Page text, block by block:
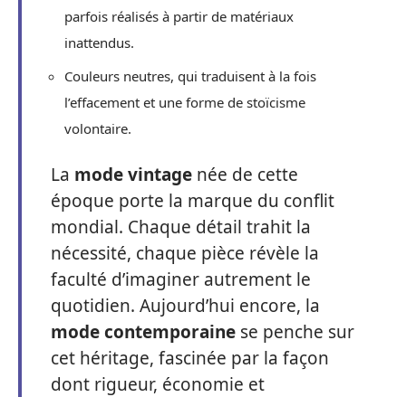
parfois réalisés à partir de matériaux
inattendus.
Couleurs neutres, qui traduisent à la fois
l’effacement et une forme de stoïcisme
volontaire.
La mode vintage née de cette
époque porte la marque du conflit
mondial. Chaque détail trahit la
nécessité, chaque pièce révèle la
faculté d’imaginer autrement le
quotidien. Aujourd’hui encore, la
mode contemporaine se penche sur
cet héritage, fascinée par la façon
dont rigueur, économie et